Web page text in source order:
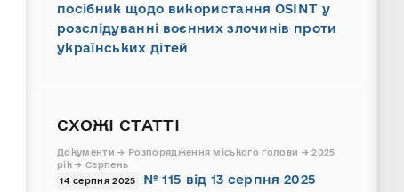
посібник щодо використання OSINT у
розслідуванні воєнних злочинів проти
українських дітей
СХОЖІ СТАТТІ
Документи → Розпорядження міського голови → 2025
рік → Серпень
14 серпня 2025
№ 115 від 13 серпня 2025